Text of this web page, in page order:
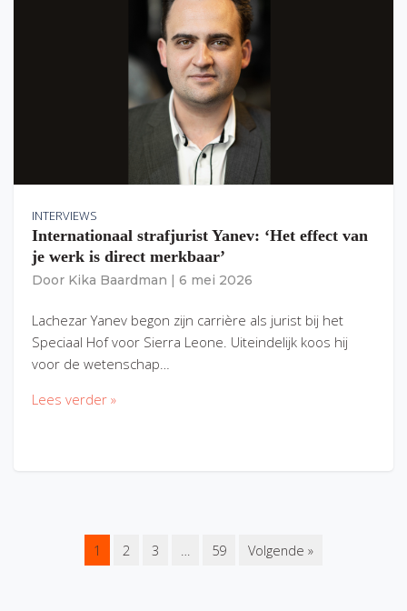
INTERVIEWS
Internationaal strafjurist Yanev: ‘Het effect van
je werk is direct merkbaar’
Door Kika Baardman 6 mei 2026
Lachezar Yanev begon zijn carrière als jurist bij het
Speciaal Hof voor Sierra Leone. Uiteindelijk koos hij
voor de wetenschap…
Lees verder »
1 2 3 … 59 Volgende »